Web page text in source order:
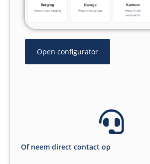
Open configurator
Of neem direct contact op